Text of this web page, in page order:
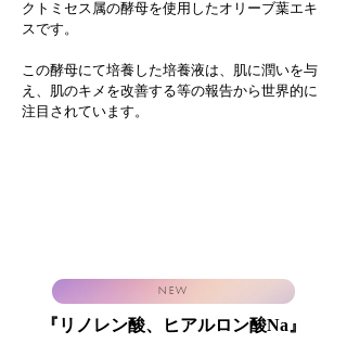
クトミセス属の酵母を使用したオリーブ葉エキ
スです。
この酵母にて培養した培養液は、肌に潤いを与
え、肌のキメを改善する等の報告から世界的に
注目されています。
NEW
​『リノレン酸、ヒアルロン酸Na』